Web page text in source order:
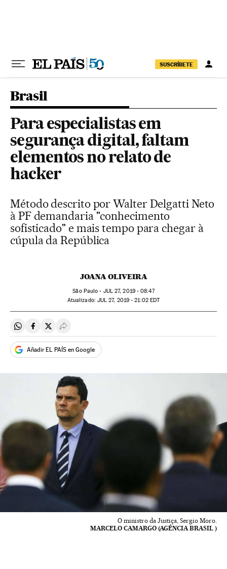
SUSCRÍBETE
Brasil
Para especialistas em
segurança digital, faltam
elementos no relato de
hacker
Método descrito por Walter Delgatti Neto
à PF demandaria "conhecimento
sofisticado" e mais tempo para chegar à
cúpula da República
JOANA OLIVEIRA
São Paulo - JUL27, 2019 - 08:47
atualizado: JUL 27, 2019 - 21:02EDT
Compartir en Whatsapp
Compartir en Facebook
Compartir en Twitter
Desplegar Redes Sociales
Añadir EL PAÍS en Google
O ministro da Justiça, Sergio Moro.
MARCELO CAMARGO (AGÊNCIA BRASIL )